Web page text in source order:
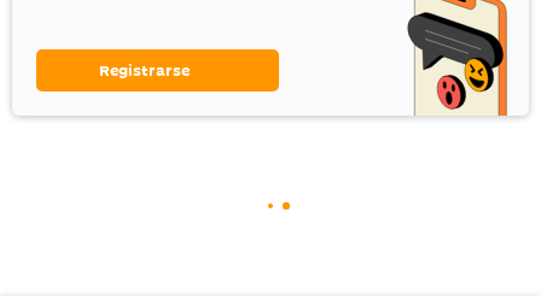
Registrarse